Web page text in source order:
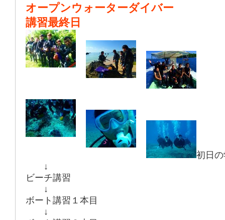
オープンウォーターダイバー
講習最終日
初日
↓
ビーチ講習
↓
ボート講習１本目
↓